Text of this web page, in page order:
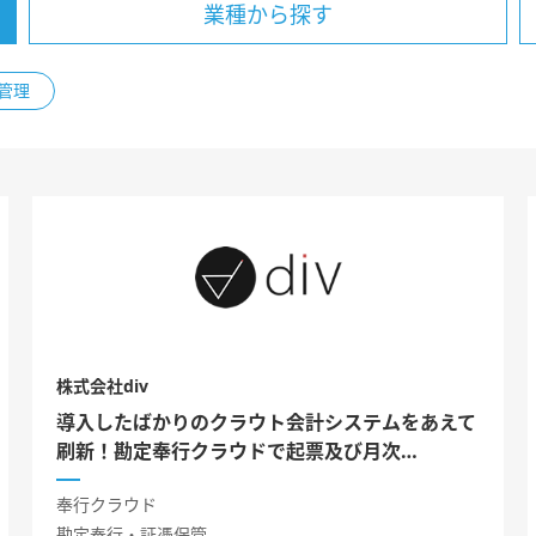
業種から探す
理
株式会社div
導入したばかりのクラウト会計システムをあえて
刷新！勘定奉行クラウドで起票及び月次…
奉行クラウド